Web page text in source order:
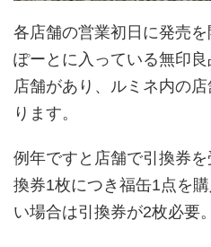
各店舗の営業初日に発売
ぽーとに入っている無印
店舗があり、ルミネ内の
ります。
例年ですと店舗で引換券を
換券1枚につき福缶1点を
い場合は引換券が2枚必要。